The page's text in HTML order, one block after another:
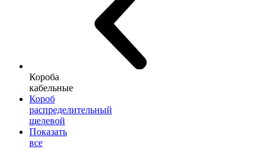
Короба
кабельные
Короб
распределительный
щелевой
Показать
все